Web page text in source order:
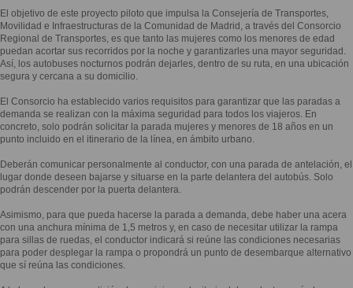
El objetivo de este proyecto piloto que impulsa la Consejería de Transportes,
Movilidad e Infraestructuras de la Comunidad de Madrid, a través del Consorcio
Regional de Transportes, es que tanto las mujeres como los menores de edad
puedan acortar sus recorridos por la noche y garantizarles una mayor seguridad.
Así, los autobuses nocturnos podrán dejarles, dentro de su ruta, en una ubicación
segura y cercana a su domicilio.
El Consorcio ha establecido varios requisitos para garantizar que las paradas a
demanda se realizan con la máxima seguridad para todos los viajeros. En
concreto, solo podrán solicitar la parada mujeres y menores de 18 años en un
punto incluido en el itinerario de la línea, en ámbito urbano.
Deberán comunicar personalmente al conductor, con una parada de antelación, el
lugar donde deseen bajarse y situarse en la parte delantera del autobús. Solo
podrán descender por la puerta delantera.
Asimismo, para que pueda hacerse la parada a demanda, debe haber una acera
con una anchura mínima de 1,5 metros y, en caso de necesitar utilizar la rampa
para sillas de ruedas, el conductor indicará si reúne las condiciones necesarias
para poder desplegar la rampa o propondrá un punto de desembarque alternativo
que sí reúna las condiciones.